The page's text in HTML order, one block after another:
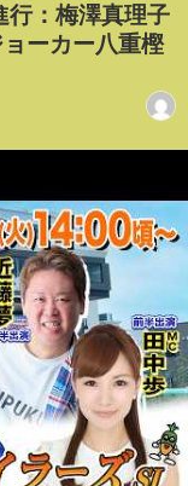
行：梅澤真理子
ーカー八重樫